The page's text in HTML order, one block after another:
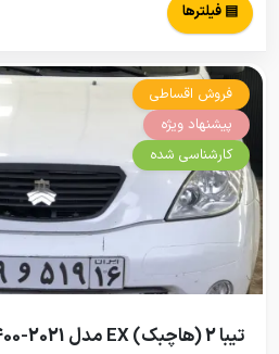
▤ فیلترها
فروش اقساطی
پیشنهاد ویژه
کارشناسی شده
تیبا 2 (هاچبک) EX مدل 2021-1400